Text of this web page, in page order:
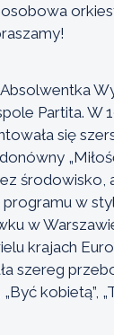
Partita. W
się
środowisko,
w
w
krajach
szereg
kobietą”,